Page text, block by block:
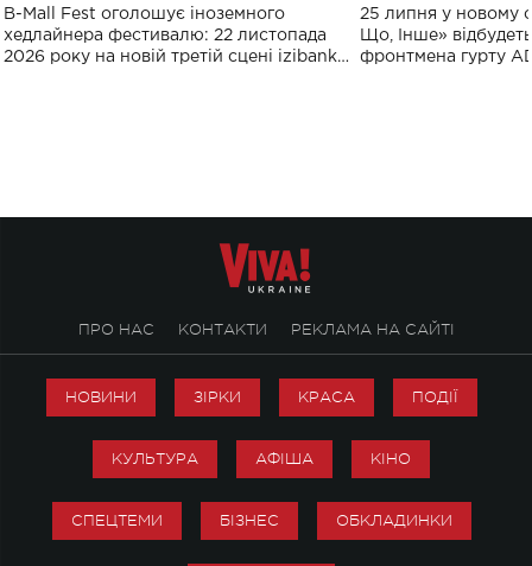
Україні: де відбудеться концерт
B-Mall Fest оголошує іноземного
хедлайнера фестивалю: 22 листопада
2026 року на новій третій сцені izibank
Клименка:
виконають
25 липня у новому
Що, Інше»
фронтмена гурту
ПРО НАС КОНТАКТИ РЕКЛАМА НА САЙТІ
НОВИНИ ЗІРКИ КРАСА ПОДІЇ
КУЛЬТУРА АФІША КІНО
СПЕЦТЕМИ БІЗНЕС ОБКЛАДИНКИ